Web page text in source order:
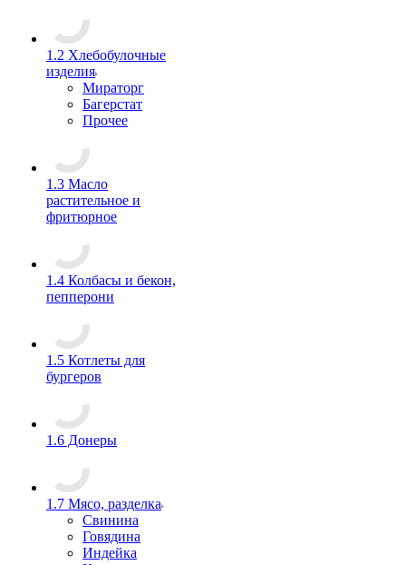
1.2 Хлебобулочные
изделия
Мираторг
Багерстат
Прочее
1.3 Масло
растительное и
фритюрное
1.4 Колбасы и бекон,
пепперони
1.5 Котлеты для
бургеров
1.6 Донеры
1.7 Мясо, разделка
Свинина
Говядина
Индейка